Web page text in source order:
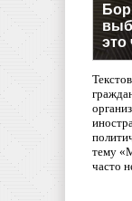
это
тему
часто